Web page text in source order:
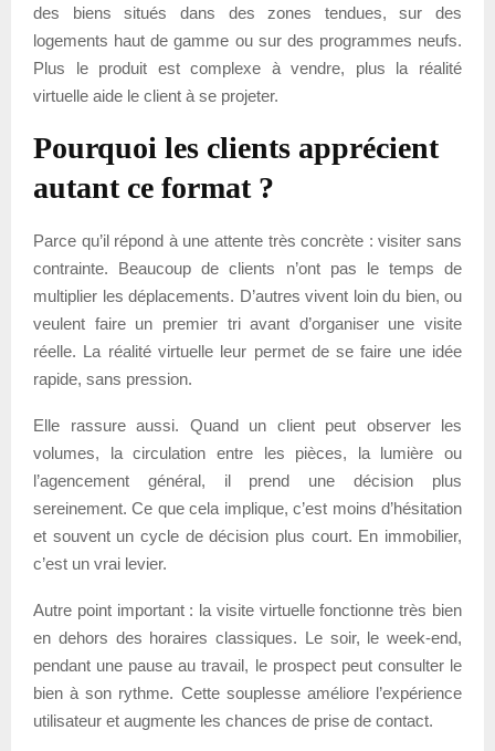
des biens situés dans des zones tendues, sur des
logements haut de gamme ou sur des programmes neufs.
Plus le produit est complexe à vendre, plus la réalité
virtuelle aide le client à se projeter.
Pourquoi les clients apprécient
autant ce format ?
Parce qu’il répond à une attente très concrète : visiter sans
contrainte. Beaucoup de clients n’ont pas le temps de
multiplier les déplacements. D’autres vivent loin du bien, ou
veulent faire un premier tri avant d’organiser une visite
réelle. La réalité virtuelle leur permet de se faire une idée
rapide, sans pression.
Elle rassure aussi. Quand un client peut observer les
volumes, la circulation entre les pièces, la lumière ou
l’agencement général, il prend une décision plus
sereinement. Ce que cela implique, c’est moins d’hésitation
et souvent un cycle de décision plus court. En immobilier,
c’est un vrai levier.
Autre point important : la visite virtuelle fonctionne très bien
en dehors des horaires classiques. Le soir, le week-end,
pendant une pause au travail, le prospect peut consulter le
bien à son rythme. Cette souplesse améliore l’expérience
utilisateur et augmente les chances de prise de contact.